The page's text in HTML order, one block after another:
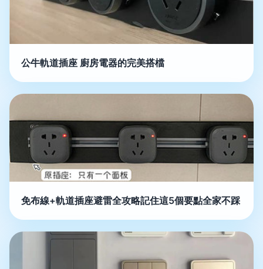
公牛軌道插座 廚房電器的完美搭檔
免布線+軌道插座避雷全攻略記住這5個要點全家不踩